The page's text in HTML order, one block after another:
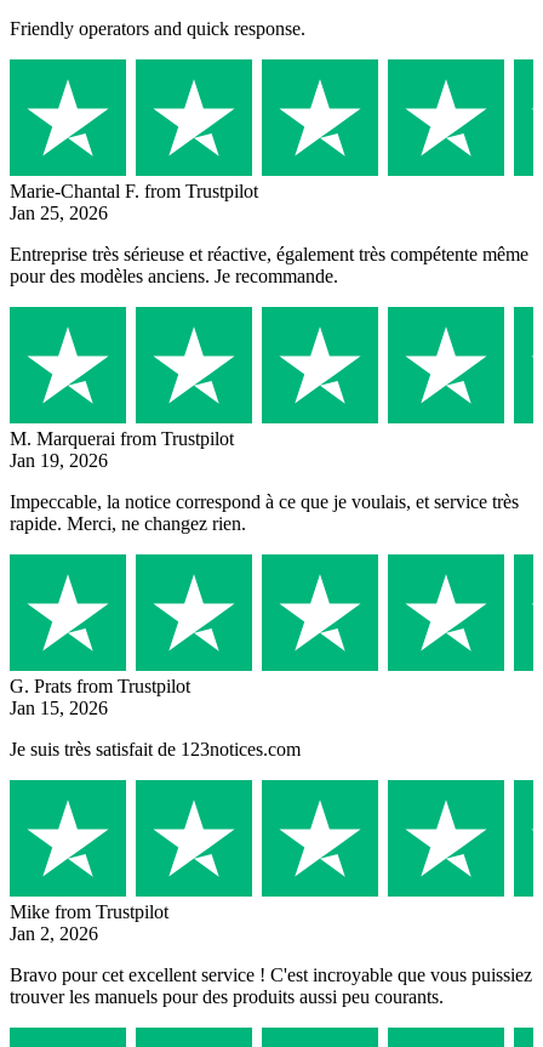
Friendly operators and quick response.
Marie-Chantal F. from Trustpilot
Jan 25, 2026
Entreprise très sérieuse et réactive, également très compétente même
pour des modèles anciens. Je recommande.
M. Marquerai from Trustpilot
Jan 19, 2026
Impeccable, la notice correspond à ce que je voulais, et service très
rapide. Merci, ne changez rien.
G. Prats from Trustpilot
Jan 15, 2026
Je suis très satisfait de 123notices.com
Mike from Trustpilot
Jan 2, 2026
Bravo pour cet excellent service ! C'est incroyable que vous puissiez
trouver les manuels pour des produits aussi peu courants.